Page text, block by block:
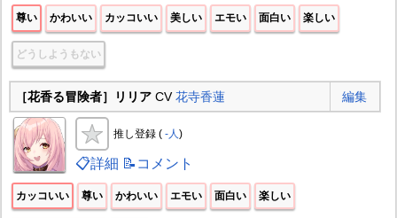
尊い かわいい カッコいい 美しい エモい 面白い 楽しい
どうしようもない
［花香る冒険者］リリアCV花寺香蓮 編集
推し登録 ( -人)
📋詳細 📝コメント
カッコいい 尊い かわいい エモい 面白い 楽しい